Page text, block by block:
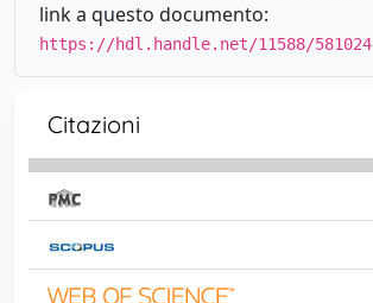
link a questo documento:
https://hdl.handle.net/11588/581024
Citazioni